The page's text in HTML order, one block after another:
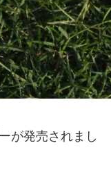
が発売されまし